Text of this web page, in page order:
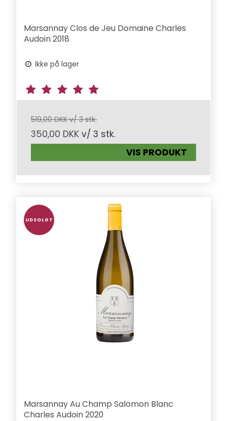
Marsannay Clos de Jeu Domaine Charles
Audoin 2018
Ikke på lager
519,00 DKK v/ 3 stk.
350,00 DKK v/ 3 stk.
VIS PRODUKT
UDSOLGT
Marsannay Au Champ Salomon Blanc
Charles Audoin 2020